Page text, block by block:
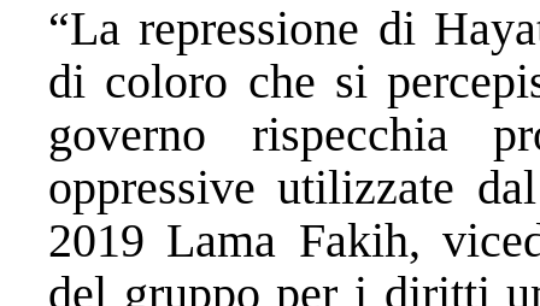
“La repressione di
di coloro che si
governo rispecchia
oppressive utilizzate
2019 Lama Fakih,
del gruppo per i diritti